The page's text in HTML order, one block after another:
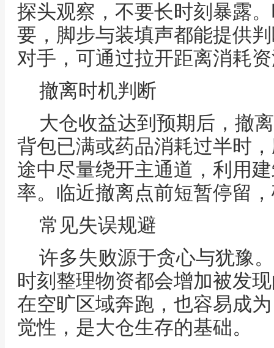
探头观察，不要长时刻暴露
要，脚步与装填声都能提供
对手，可通过拉开距离消耗
撤离时机判断
大仓收益达到预期后，撤
背包已满或药品消耗过半时
途中尽量绕开主通道，利用
率。临近撤离点前短暂停留
常见失误规避
许多失败源于贪心与犹豫
时刻整理物资都会增加被发
在空旷区域奔跑，也容易成
觉性，是大仓生存的基础。